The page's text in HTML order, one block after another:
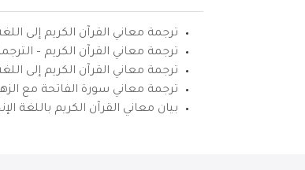
ترجمة معاني القرآن الكريم إلى
ترجمة معاني القرآن الكريم –
ترجمة معاني القرآن الكريم إلى
ترجمة معاني سورة الفاتحة مع
بيان معاني القرآن الكريم باللغة